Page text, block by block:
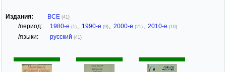
Издания: ВСЕ (41)
/период: 1980-е (1) 1990-е (9) 2000-е (21) 2010-е (10)
/языки: русский (41)